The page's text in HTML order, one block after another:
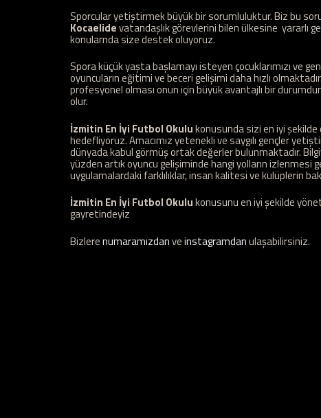
Sporcular yetiştirmek büyük bir sorumluluktur. Biz bu
Kocaelidevatandaşlık görevlerini bilen ülkesine yararlı
konularnda size destek oluyoruz.
Spora küçük yaşta başlamayı isteyen çocuklarımızı ve
oyuncuların eğitimi ve beceri gelişimi daha hızlı
profesyonel olması onun için büyük avantajlı bir
olur.
İzmitin En İyi Futbol Okulukonusunda sizi en iyi
hedefliyoruz. Amacımız yetenekli ve saygılı gençler
dünyada kabul görmüş ortak değerler bulunmaktadır.
yüzden artık oyuncu gelişiminde hangi yolların izlenmesi
uygulamalardaki farklılıklar, insan kalitesi ve kulüplerin
İzmitin En İyi Futbol Okulukonusunu en iyi şekilde
gayretindeyiz
Bizlerenumaramızdanveinstagramdanulaşabilirsiniz.